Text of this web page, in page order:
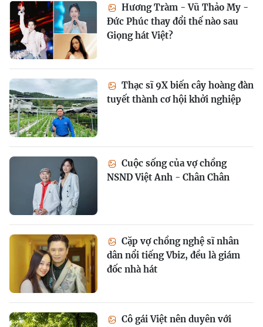
Hương Tràm - Vũ Thảo My -
Đức Phúc thay đổi thế nào sau
Giọng hát Việt?
Thạc sĩ 9X biến cây hoàng đàn
tuyết thành cơ hội khởi nghiệp
Cuộc sống của vợ chồng
NSND Việt Anh - Chân Chân
Cặp vợ chồng nghệ sĩ nhân
dân nổi tiếng Vbiz, đều là giám
đốc nhà hát
Cô gái Việt nên duyên với